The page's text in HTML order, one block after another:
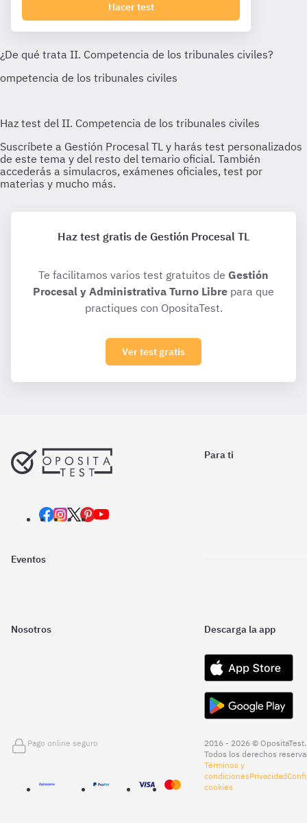
Hacer test
Haz test gratis de Gestión Procesal TL
Te facilitamos varios test gratuitos de Gestión
Procesal y Administrativa Turno Libre para que
practiques con OpositaTest.
Ver test gratis
Para ti
Eventos
Nosotros Descarga la app
Pago online seguro
2016 - 2026 © OpositaTest.
Todos los derechos
Términos y
condicionesPrivacidad
cookies